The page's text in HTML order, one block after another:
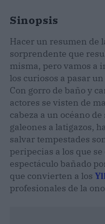
Sinopsis
Hacer un resumen de
sorprendente que
misma, pero vamos a
los curiosos a pasar
Con gorro de baño y
actores se visten de
cabeza a un océano
galeones a latigazos,
salvar tempestades
peripecias a los que
espectáculo bañado
que convierten a los
profesionales de la